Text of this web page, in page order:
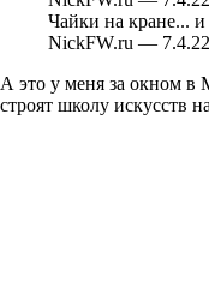
Чайки на кране... и
NickFW.ru —
А это у меня за окном в
строят школу искусств